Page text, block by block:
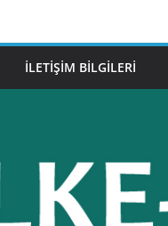
İLETIŞIM BILGILERI